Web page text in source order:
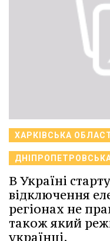
ХАРКІВСЬКА
В Україні
відключення
регіонах не
також який
українці.